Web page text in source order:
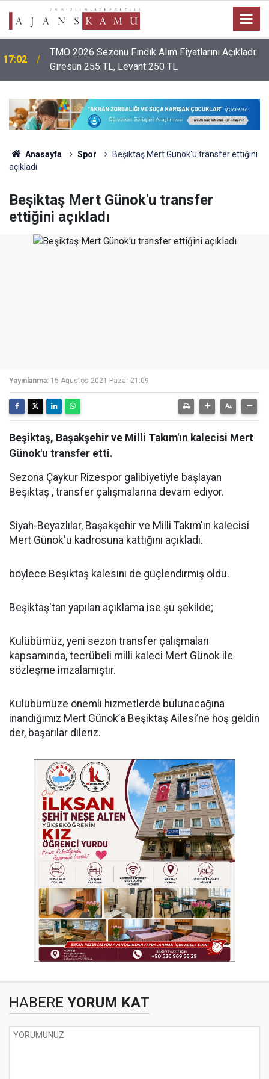
17:02
TMO 2026 Sezonu Fındık Alım Fiyatlarını Açıkladı:
Giresun 255 TL, Levant 250 TL
Anasayfa Spor
Beşiktaş Mert Günok'u transfer ettiğini
açıkladı
Beşiktaş Mert Günok'u transfer
ettiğini açıkladı
Yayınlanma: 15 Ağustos 2021 Pazar 21:09
Beşiktaş, Başakşehir ve Milli Takım'ın kalecisi Mert
Günok'u transfer etti.
Sezona Çaykur Rizespor galibiyetiyle başlayan
Beşiktaş , transfer çalışmalarına devam ediyor.
Siyah-Beyazlılar, Başakşehir ve Milli Takım'ın kalecisi
Mert Günok'u kadrosuna kattığını açıkladı.
böylece Beşiktaş kalesini de güçlendirmiş oldu.
Beşiktaş'tan yapılan açıklama ise şu şekilde;
Kulübümüz, yeni sezon transfer çalışmaları
kapsamında, tecrübeli milli kaleci Mert Günok ile
sözleşme imzalamıştır.
Kulübümüze önemli hizmetlerde bulunacağına
inandığımız Mert Günok’a Beşiktaş Ailesi’ne hoş geldin
der, başarılar dileriz.
HABERE YORUM KAT